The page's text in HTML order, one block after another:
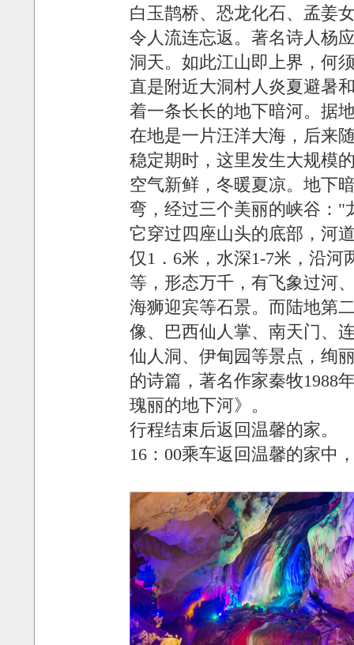
白玉鹊桥、恐龙化石、孟姜
令人流连忘返。著名诗人杨
洞天。如此江山即上界，何
直是附近大洞村人炎夏避暑
着一条长长的地下暗河。据
在地是一片汪洋大海，后来
稳定期时，这里发生大规模
空气新鲜，冬暖夏凉。地下
弯，经过三个美丽的峡谷："
它穿过四座山头的底部，河
仅1．6米，水深1-7米，沿
等，形态万千，有飞象过河
海狮迎宾等石景。而陆地第
像、巴西仙人掌、南天门、
仙人洞、伊甸园等景点，绚
的诗篇，著名作家秦牧1988
瑰丽的地下河》。
行程结束后返回温馨的家。
16：00乘车返回温馨的家中